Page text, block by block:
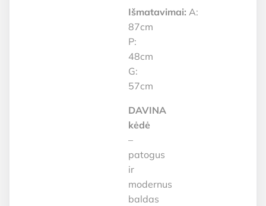
Išmatavimai: A:
87cm
P:
48cm
G:
57cm
DAVINA
kėdė
–
patogus
ir
modernus
baldas